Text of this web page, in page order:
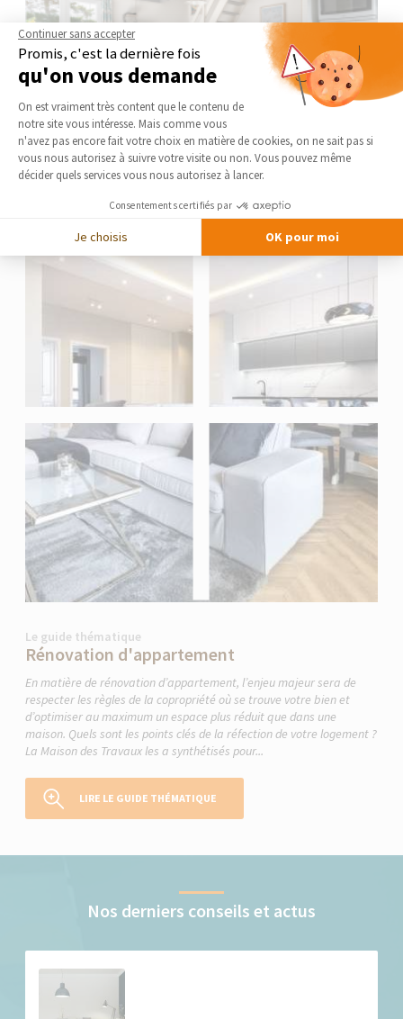
Le guide thématique
Rénovation d'appartement
En matière de rénovation d’appartement, l’enjeu majeur sera de
respecter les règles de la copropriété où se trouve votre bien et
d’optimiser au maximum un espace plus réduit que dans une
maison. Quels sont les points clés de la réfection de votre logement ?
La Maison des Travaux les a synthétisés pour...
LIRE LE GUIDE THÉMATIQUE
Nos derniers conseils et actus
Continuer sans accepter
Promis, c'est la dernière fois
qu'on vous demande
Plateforme de Gestion du
On est vraiment très content que le contenu de
notre site vous intéresse. Mais comme vous
n'avez pas encore fait votre choix en matière de cookies, on ne sait pas si
vous nous autorisez à suivre votre visite ou non. Vous pouvez même
décider quels services vous nous autorisez à lancer.
Consentements certifiés par
Je choisis OK pour moi
Axeptio consent